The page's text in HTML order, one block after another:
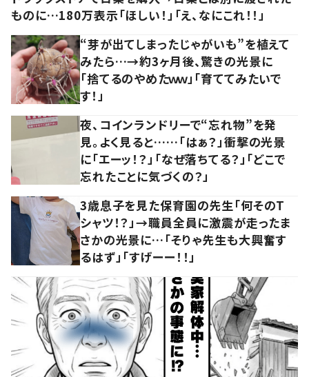
ものに…180万表示「ほしい！」「え、なにこれ！！」
“芽が出てしまったじゃがいも”を植えて
みたら…→約3ヶ月後、驚きの光景に
「捨てるのやめたｗｗ」「育ててみたいで
す！」
夜、コインランドリーで“忘れ物”を発
見。よく見ると……「はぁ？」衝撃の光景
に「エーッ！？」「なぜ落ちてる？」「どこで
忘れたことに気づくの？」
3歳息子を見た保育園の先生「何そのT
シャツ！？」→職員全員に激震が走ったま
さかの光景に…「そりゃ先生も大興奮す
るはず」「すげーー！！」